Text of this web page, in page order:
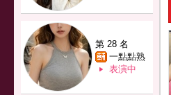
第 28 名
一點點熟
表演中